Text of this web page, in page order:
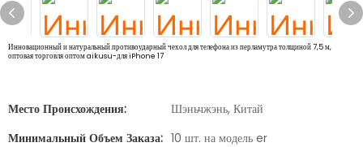
Инновационный и натуральный противоударный чехол для телефона из перламутра толщиной 7,5 м,
оптовая торговля оптом aikusu-для iPhone 17
Место Происхождения:
Шэньчжэнь, Китай
Минимальный Объем Заказа: 10 шт. на модель er